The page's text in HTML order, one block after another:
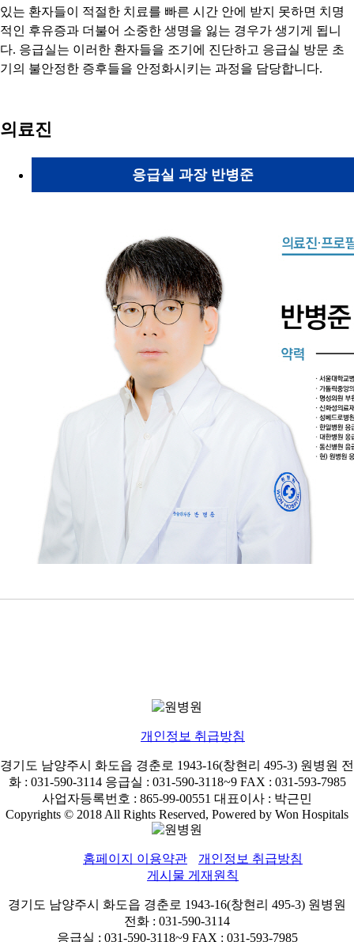
있는 환자들이 적절한 치료를 빠른 시간 안에 받지 못하면 치명
적인 후유증과 더불어 소중한 생명을 잃는 경우가 생기게 됩니
다. 응급실는 이러한 환자들을 조기에 진단하고 응급실 방문 초
기의 불안정한 증후들을 안정화시키는 과정을 담당합니다.
의료진
응급실 과장 반병준
개인정보 취급방침
경기도 남양주시 화도읍 경춘로 1943-16(창현리 495-3) 원병원 전
화 : 031-590-3114 응급실 : 031-590-3118~9 FAX : 031-593-7985
사업자등록번호 : 865-99-00551 대표이사 : 박근민
Copyrights © 2018 All Rights Reserved, Powered by Won Hospitals
홈페이지 이용약관
개인정보 취급방침
게시물 게재원칙
경기도 남양주시 화도읍 경춘로 1943-16(창현리 495-3) 원병원
전화 : 031-590-3114
응급실 : 031-590-3118~9 FAX : 031-593-7985